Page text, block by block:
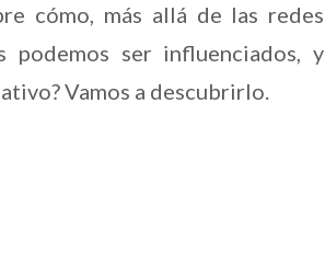
cómo, más allá de las redes
podemos ser influenciados, y
Vamos a descubrirlo.